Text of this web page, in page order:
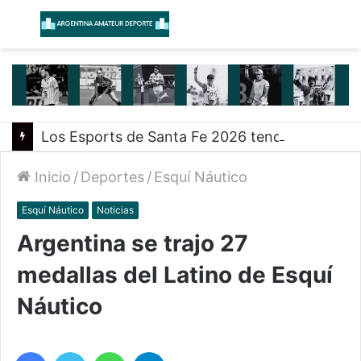
Menú
Inicio /Deportes/Esquí Náutico
Esquí Náutico Noticias
Argentina se trajo 27
medallas del Latino de Esquí
Náutico
Facebook
Twitter WhatsApp